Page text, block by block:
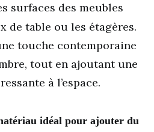
surfaces des meubles
de table ou les étagères.
touche contemporaine
tout en ajoutant une
à l’espace.
idéal pour ajouter du